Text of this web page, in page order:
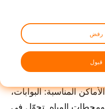
إعداد أجهزة القراءة
المناسبة: البوابات،
رفض
قبول